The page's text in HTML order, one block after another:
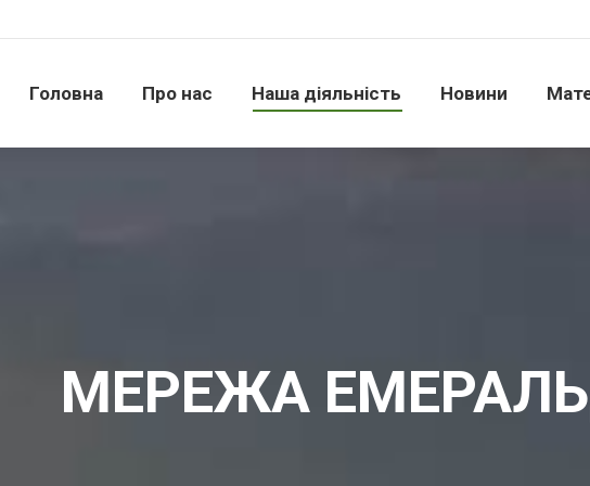
Головна Про нас Наша діяльність Новини
МЕРЕЖА
Головна Про нас Наша діяльність Новини